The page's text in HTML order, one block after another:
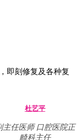
即刻修复及各种复
杜艺平
主任医师 口腔医院正
畸科主任